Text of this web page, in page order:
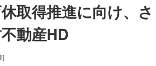
取得推進に向け、
動産HD
]